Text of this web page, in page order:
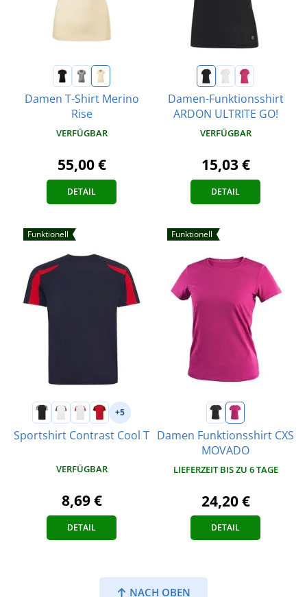
Damen T-Shirt Merino
Rise
VERFÜGBAR
55,00 €
DETAIL
Damen-Funktionsshirt
ARDON ULTRITE GO!
VERFÜGBAR
15,03 €
DETAIL
Funktionell
+5
Sportshirt Contrast Cool T
VERFÜGBAR
8,69 €
DETAIL
Funktionell
Damen Funktionsshirt CXS
MOVADO
LIEFERZEIT BIS ZU 6 TAGE
24,20 €
DETAIL
NACH OBEN